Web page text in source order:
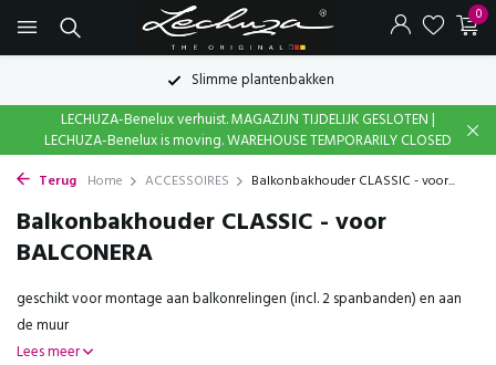
0
Slimme plantenbakken
LECHUZA-Benelux verhuist. MAGAZIJN TIJDELIJK GESLOTEN |
LECHUZA-Benelux is moving. WAREHOUSE TEMPORARILY CLOSED
Terug Home ACCESSOIRES Balkonbakhouder CLASSIC - voor...
Balkonbakhouder CLASSIC - voor
BALCONERA
geschikt voor montage aan balkonrelingen (incl. 2 spanbanden) en aan
de muur
Lees meer